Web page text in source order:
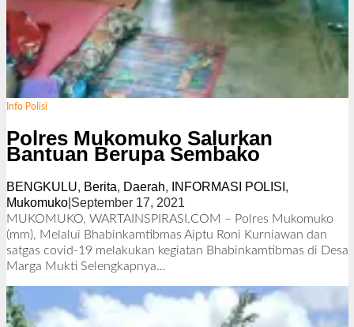
Info Polisi
Polres Mukomuko Salurkan
Bantuan Berupa Sembako
BENGKULU, Berita, Daerah, INFORMASI POLISI ,
Mukomuko| September 17, 2021
l
e
h
d
MUKOMUKO, WARTAINSPIRASI.COM – Polres Mukomuko
(mm), Melalui Bhabinkamtibmas Aiptu Roni Kurniawan dan
satgas covid-19 melakukan kegiatan Bhabinkamtibmas di Desa
Marga Mukti Selengkapnya…